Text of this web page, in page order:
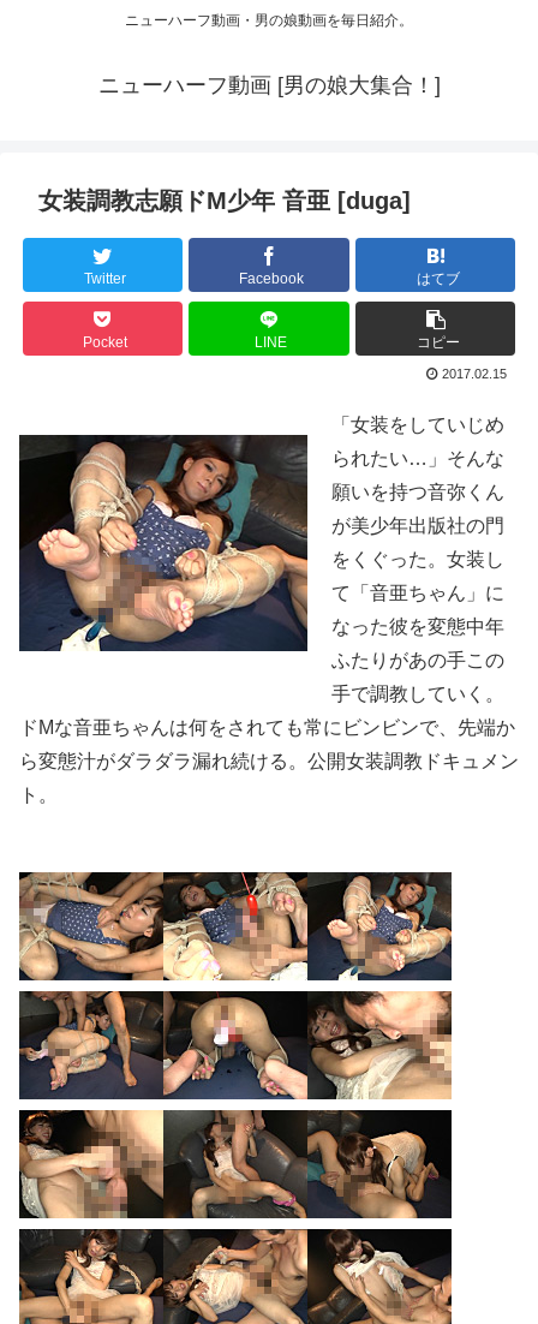
ニューハーフ動画・男の娘動画を毎日紹介。
ニューハーフ動画 [男の娘大集合！]
女装調教志願ドM少年 音亜 [duga]
Twitter Facebook はてブ
Pocket LINE コピー
2017.02.15
「女装をしていじめ
られたい…」そんな
願いを持つ音弥くん
が美少年出版社の門
をくぐった。女装し
て「音亜ちゃん」に
なった彼を変態中年
ふたりがあの手この
手で調教していく。
ドMな音亜ちゃんは何をされても常にビンビンで、先端か
ら変態汁がダラダラ漏れ続ける。公開女装調教ドキュメン
ト。